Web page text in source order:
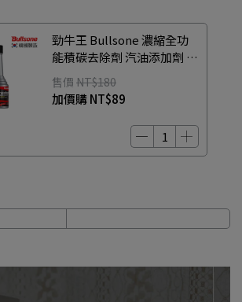
勁牛王 Bullsone 濃縮全功
能積碳去除劑 汽油添加劑 汽
車/機車適用
售價 NT$180
加價購NT$89